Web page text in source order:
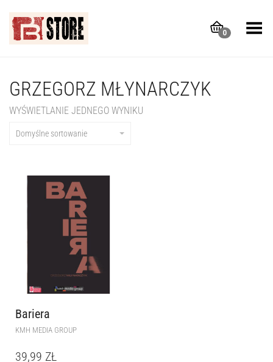
0
Toggle Menu
GRZEGORZ MŁYNARCZYK
WYŚWIETLANIE JEDNEGO WYNIKU
Domyślne sortowanie
Bariera
KMH MEDIA GROUP
39,99 ZŁ